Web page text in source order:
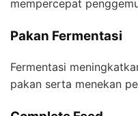
mempercepat
Pakan Fermentasi
Fermentasi
pakan serta menekan